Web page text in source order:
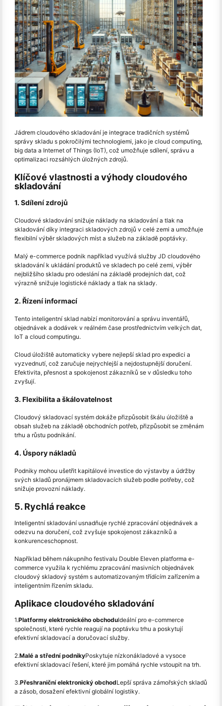
Jádrem cloudového skladování je integrace tradičních systémů
správy skladu s pokročilými technologiemi, jako je cloud computing,
big data a Internet of Things (IoT), což umožňuje sdílení, správu a
optimalizaci rozsáhlých úložných zdrojů.
Klíčové vlastnosti a výhody cloudového
skladování
1. Sdílení zdrojů
Cloudové skladování snižuje náklady na skladování a tlak na
skladování díky integraci skladových zdrojů v celé zemi a umožňuje
flexibilní výběr skladových míst a služeb na základě poptávky.
Malý e-commerce podnik například využívá služby JD cloudového
skladování k ukládání produktů ve skladech po celé zemi, výběr
nejbližšího skladu pro odeslání na základě prodejních dat, což
výrazně snižuje logistické náklady a tlak na sklady.
2. Řízení informací
Tento inteligentní sklad nabízí monitorování a správu inventářů,
objednávek a dodávek v reálném čase prostřednictvím velkých dat,
IoT a cloud computingu.
Cloud úložiště automaticky vybere nejlepší sklad pro expedici a
vyzvednutí, což zaručuje nejrychlejší a nejdostupnější doručení.
Efektivita, přesnost a spokojenost zákazníků se v důsledku toho
zvyšují.
3. Flexibilita a škálovatelnost
Cloudový skladovací systém dokáže přizpůsobit škálu úložiště a
obsah služeb na základě obchodních potřeb, přizpůsobit se změnám
trhu a růstu podnikání.
4. Úspory nákladů
Podniky mohou ušetřit kapitálové investice do výstavby a údržby
svých skladů pronájmem skladovacích služeb podle potřeby, což
snižuje provozní náklady.
5. Rychlá reakce
Inteligentní skladování usnadňuje rychlé zpracování objednávek a
odezvu na doručení, což zvyšuje spokojenost zákazníků a
konkurenceschopnost.
Například během nákupního festivalu Double Eleven platforma e-
commerce využila k rychlému zpracování masivních objednávek
cloudový skladový systém s automatizovaným třídícím zařízením a
inteligentním řízením skladu.
Aplikace cloudového skladování
1.Platformy elektronického obchoduIdeální pro e-commerce
společnosti, které rychle reagují na poptávku trhu a poskytují
efektivní skladovací a doručovací služby.
2.Malé a střední podnikyPoskytuje nízkonákladové a vysoce
efektivní skladovací řešení, které jim pomáhá rychle vstoupit na trh.
3.Přeshraniční elektronický obchodLepší správa zámořských skladů
a zásob, dosažení efektivní globální logistiky.